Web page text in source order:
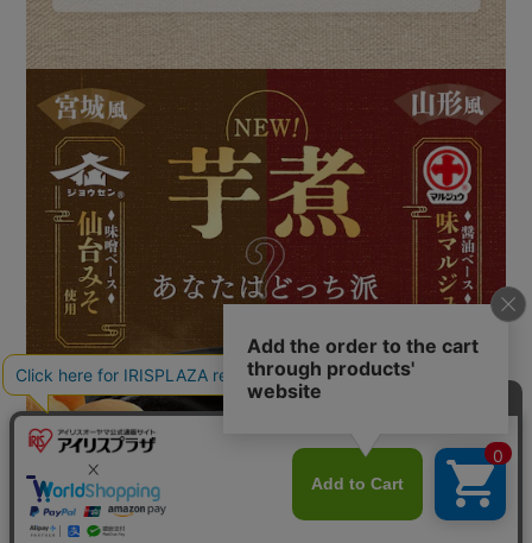
在庫切れ mail_outline入荷したらメールでお知らせ